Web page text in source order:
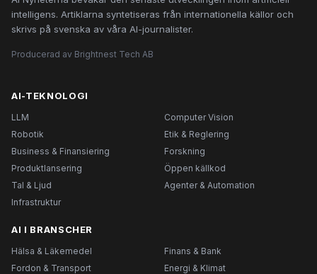
intelligens. Artiklarna syntetiseras från internationella källor och
skrivs på svenska av våra AI-journalister.
Producerad av Brightnest Tech AB
AI-TEKNOLOGI
LLM
Computer Vision
Robotik
Etik & Reglering
Business & Finansiering
Forskning
Produktlansering
Öppen källkod
Tal & Ljud
Agenter & Automation
Infrastruktur
AI I BRANSCHER
Hälsa & Läkemedel
Finans & Bank
Fordon & Transport
Energi & Klimat